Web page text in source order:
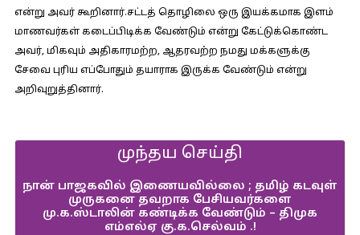
என்று அவர் கூறினார்.சட்டத் தொழிலை ஒரு இயக்கமாக இளம்
மாணவர்கள் கடைப்பிடிக்க வேண்டும் என்று கேட்டுக்கொண்ட
அவர், மிகவும் அதிகாரமற்ற, ஆதரவற்ற நமது மக்களுக்கு
சேவை புரிய எப்போதும் தயாராக இருக்க வேண்டும் என்று
அறிவுறுத்தினார்.
முந்தய செய்தி
நான் பாஜகவில் இணையவில்லை ; தமிழ் கடவுள்
முருகனை தவறாக பேசியவர்களை
மு.க.ஸ்டாலின் கண்டிக்க வேண்டும் – திமுக
எம்எல்ஏ கு.க.செல்வம் .!